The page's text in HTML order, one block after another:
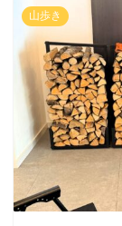
山歩き